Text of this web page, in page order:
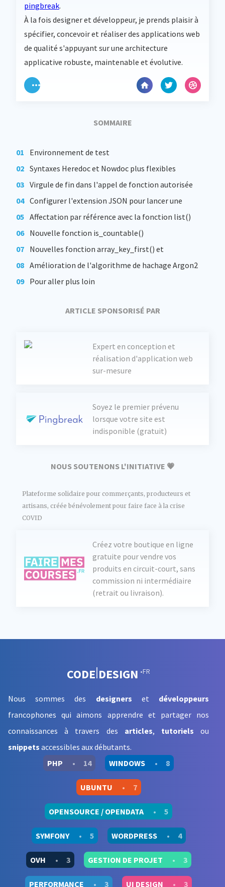
pingbreak.
À la fois designer et développeur, je prends plaisir à
spécifier, concevoir et réaliser des applications web
de qualité s'appuyant sur une architecture
applicative robuste, maintenable et évolutive.
SOMMAIRE
Environnement de test
Syntaxes Heredoc et Nowdoc plus flexibles
Virgule de fin dans l'appel de fonction autorisée
Configurer l'extension JSON pour lancer une
exception en cas d'erreur
Affectation par référence avec la fonction list()
Nouvelle fonction is_countable()
Nouvelles fonction array_key_first() et
array_key_last()
Amélioration de l'algorithme de hachage Argon2
avec l'ajout de Argon2id
Pour aller plus loin
ARTICLE SPONSORISÉ PAR
Expert en conception et
réalisation d'application web
sur-mesure
Soyez le premier prévenu
lorsque votre site est
indisponible (gratuit)
NOUS SOUTENONS L'INITIATIVE 💗
Plateforme solidaire pour commerçants, producteurs et
artisans, créée bénévolement pour faire face à la crise
COVID
Créez votre boutique en ligne
gratuite pour vendre vos
produits en circuit-court, sans
commission ni intermédiaire
(retrait ou livraison).
CODE DESIGN •FR
Nous sommes des designers et développeurs
francophones qui aimons apprendre et partager nos
connaissances à travers des articles, tutoriels ou
snippets accessibles aux débutants.
PHP
• 14 WINDOWS • 8
UBUNTU • 7
OPENSOURCE / OPENDATA • 5
SYMFONY • 5 WORDPRESS • 4
OVH • 3 GESTION DE PROJET • 3
PERFORMANCE • 3 UI DESIGN • 3